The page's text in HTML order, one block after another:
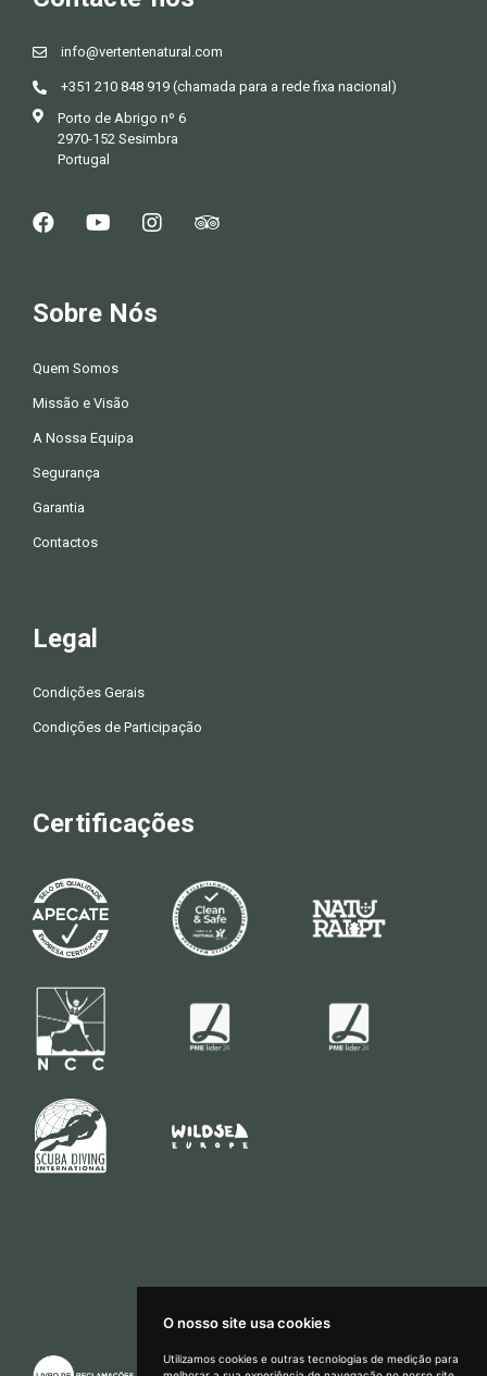
O nosso site usa cookies
Utilizamos cookies e outras tecnologias de medição para
info@vertentenatural.com
+351 210 848 919 (chamada para a rede fixa nacional)
Porto de Abrigo nº 6
2970-152 Sesimbra
Portugal
Sobre Nós
Quem Somos
Missão e Visão
A Nossa Equipa
Segurança
Garantia
Contactos
Legal
Condições Gerais
Condições de Participação
Certificações